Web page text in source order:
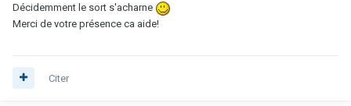
Décidemment le sort s'acharne
Merci de votre présence ca aide!
Citer